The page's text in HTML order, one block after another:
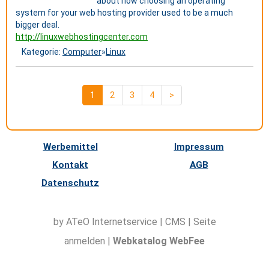
system for your web hosting provider used to be a much
bigger deal.
http://linuxwebhostingcenter.com
Kategorie: Computer»Linux
1 2 3 4 >
Werbemittel
Impressum
Kontakt
AGB
Datenschutz
by ATeO Internetservice | CMS | Seite
anmelden | Webkatalog WebFee